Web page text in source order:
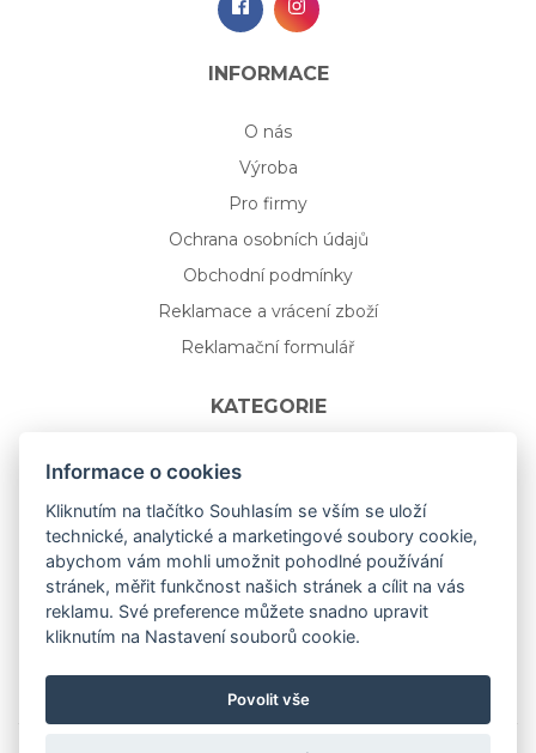
INFORMACE
O nás
Výroba
Pro firmy
Ochrana osobních údajů
Obchodní podmínky
Reklamace a vrácení zboží
Reklamační formulář
KATEGORIE
Nápojové sklo
Bydlení
Dárkový poukaz na míru
Mystery box
Kolekce
NOVÁ rozkvetlá KOLEKCE 🌸🌼
Informace o cookies
Kliknutím na tlačítko Souhlasím se vším se uloží
technické, analytické a marketingové soubory cookie,
abychom vám mohli umožnit pohodlné používání
stránek, měřit funkčnost našich stránek a cílit na vás
reklamu. Své preference můžete snadno upravit
kliknutím na Nastavení souborů cookie.
Povolit vše